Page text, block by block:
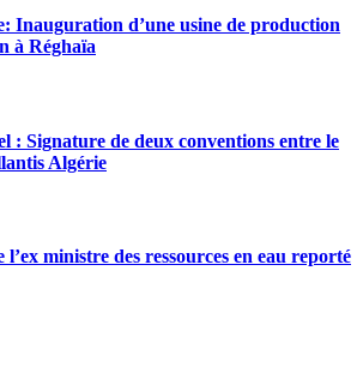
Inauguration d’une usine de production
à Réghaïa
: Signature de deux conventions entre le
Algérie
l’ex ministre des ressources en eau reporté